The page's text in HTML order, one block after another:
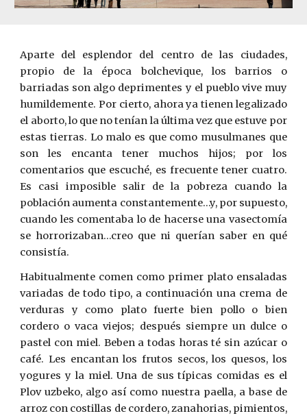
Aparte del esplendor del centro de las ciudades,
propio de la época bolchevique, los barrios o
barriadas son algo deprimentes y el pueblo vive muy
humildemente. Por cierto, ahora ya tienen legalizado
el aborto, lo que no tenían la última vez que estuve por
estas tierras. Lo malo es que como musulmanes que
son les encanta tener muchos hijos; por los
comentarios que escuché, es frecuente tener cuatro.
Es casi imposible salir de la pobreza cuando la
población aumenta constantemente…y, por supuesto,
cuando les comentaba lo de hacerse una vasectomía
se horrorizaban…creo que ni querían saber en qué
consistía.
Habitualmente comen como primer plato ensaladas
variadas de todo tipo, a continuación una crema de
verduras y como plato fuerte bien pollo o bien
cordero o vaca viejos; después siempre un dulce o
pastel con miel. Beben a todas horas té sin azúcar o
café. Les encantan los frutos secos, los quesos, los
yogures y la miel. Una de sus típicas comidas es el
Plov uzbeko, algo así como nuestra paella, a base de
arroz con costillas de cordero, zanahorias, pimientos,